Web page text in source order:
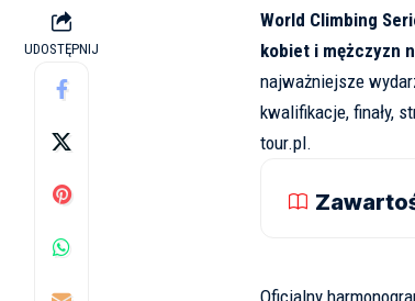
UDOSTĘPNIJ
World Climbing
kobiet i mężczyzn
najważniejsze
kwalifikacje, finały,
tour.pl.
Oficjalny